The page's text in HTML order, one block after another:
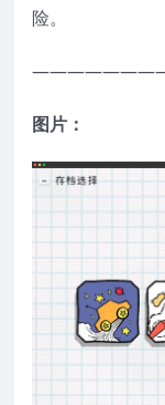
险。
图片：